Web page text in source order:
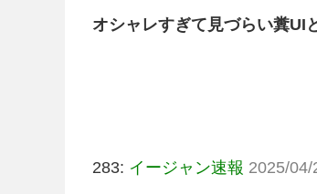
オシャレすぎて見づらい糞UI
283: イージャン速報 2025/